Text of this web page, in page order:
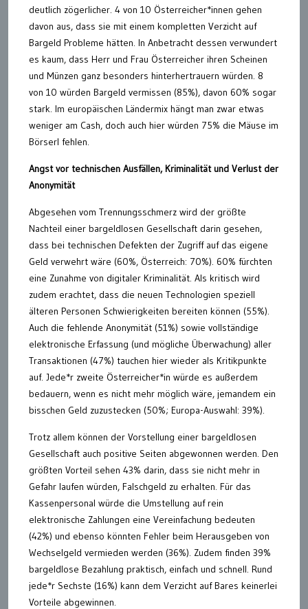
deutlich zögerlicher. 4 von 10 Österreicher*innen gehen
davon aus, dass sie mit einem kompletten Verzicht auf
Bargeld Probleme hätten. In Anbetracht dessen verwundert
es kaum, dass Herr und Frau Österreicher ihren Scheinen
und Münzen ganz besonders hinterhertrauern würden. 8
von 10 würden Bargeld vermissen (85%), davon 60% sogar
stark. Im europäischen Ländermix hängt man zwar etwas
weniger am Cash, doch auch hier würden 75% die Mäuse im
Börserl fehlen.
Angst vor technischen Ausfällen, Kriminalität und Verlust der
Anonymität
Abgesehen vom Trennungsschmerz wird der größte
Nachteil einer bargeldlosen Gesellschaft darin gesehen,
dass bei technischen Defekten der Zugriff auf das eigene
Geld verwehrt wäre (60%, Österreich: 70%). 60% fürchten
eine Zunahme von digitaler Kriminalität. Als kritisch wird
zudem erachtet, dass die neuen Technologien speziell
älteren Personen Schwierigkeiten bereiten können (55%).
Auch die fehlende Anonymität (51%) sowie vollständige
elektronische Erfassung (und mögliche Überwachung) aller
Transaktionen (47%) tauchen hier wieder als Kritikpunkte
auf. Jede*r zweite Österreicher*in würde es außerdem
bedauern, wenn es nicht mehr möglich wäre, jemandem ein
bisschen Geld zuzustecken (50%; Europa-Auswahl: 39%).
Trotz allem können der Vorstellung einer bargeldlosen
Gesellschaft auch positive Seiten abgewonnen werden. Den
größten Vorteil sehen 43% darin, dass sie nicht mehr in
Gefahr laufen würden, Falschgeld zu erhalten. Für das
Kassenpersonal würde die Umstellung auf rein
elektronische Zahlungen eine Vereinfachung bedeuten
(42%) und ebenso könnten Fehler beim Herausgeben von
Wechselgeld vermieden werden (36%). Zudem finden 39%
bargeldlose Bezahlung praktisch, einfach und schnell. Rund
jede*r Sechste (16%) kann dem Verzicht auf Bares keinerlei
Vorteile abgewinnen.